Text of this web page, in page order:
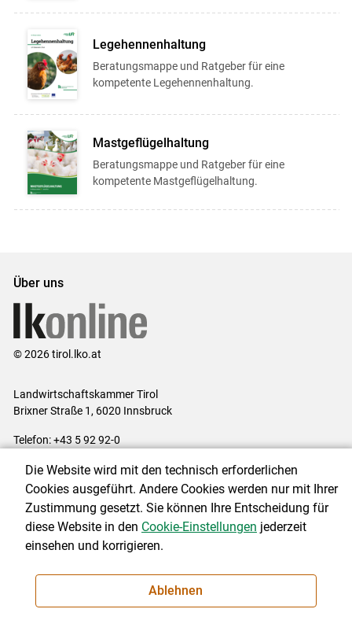
Legehennenhaltung
Beratungsmappe und Ratgeber für eine
kompetente Legehennenhaltung.
Mastgeflügelhaltung
Beratungsmappe und Ratgeber für eine
kompetente Mastgeflügelhaltung.
Über uns
© 2026 tirol.lko.at
Landwirtschaftskammer Tirol
Brixner Straße 1, 6020 Innsbruck
Telefon: +43 5 92 92-0
Impressum|Kontakt|Datenschutzerklärung|Barrierefreiheit|
Cookie-Einstellungen
NEWSLETTER
Die Website wird mit den technisch erforderlichen
Cookies ausgeführt. Andere Cookies werden nur mit Ihrer
Zustimmung gesetzt. Sie können Ihre Entscheidung für
diese Website in den Cookie-Einstellungen jederzeit
einsehen und korrigieren.
Ablehnen